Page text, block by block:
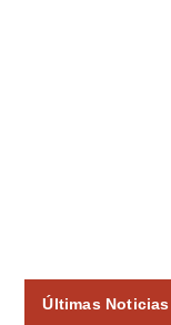
Últimas Noticias